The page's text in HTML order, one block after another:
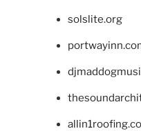
solslite.org